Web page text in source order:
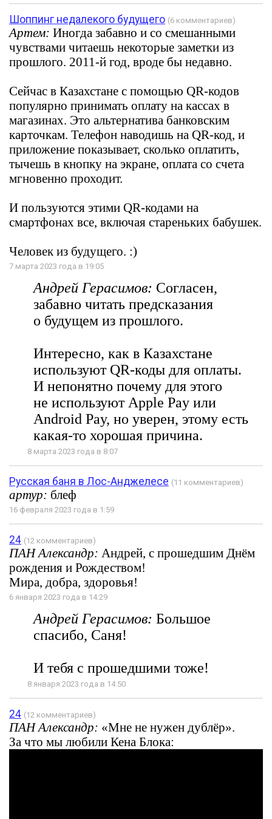
Шоппинг недалекого будущего (6 комментариев)
Артем: Иногда забавно и со смешанными
чувствами читаешь некоторые заметки из
прошлого. 2011-й год, вроде бы недавно.
Сейчас в Казахстане с помощью QR-кодов
популярно принимать оплату на кассах в
магазинах. Это альтернатива банковским
карточкам. Телефон наводишь на QR-код, и
приложение показывает, сколько оплатить,
тычешь в кнопку на экране, оплата со счета
мгновенно проходит.
И пользуются этими QR-кодами на
смартфонах все, включая стареньких бабушек.
Человек из будущего. :)
7 марта 2023 года в 19:05
Андрей Герасимов: Согласен,
забавно читать предсказания
о будущем из прошлого.
Интересно, как в Казахстане
используют QR-коды для оплаты.
И непонятно почему для этого
не используют Apple Pay или
Android Pay, но уверен, этому есть
какая-то хорошая причина.
8 марта 2023 года в 8:07
Русская баня в Лос-Анджелесе (11 комментариев)
артур: блеф
16 февраля 2023 года в 1:59
24 (12 комментариев)
ПАН Александр: Андрей, с прошедшим Днём
рождения и Рождеством!
Мира, добра, здоровья!
6 января 2023 года в 14:29
Андрей Герасимов: Большое
спасибо, Саня!
И тебя с прошедшими тоже!
8 января 2023 года в 14:50
24 (12 комментариев)
ПАН Александр: «Мне не нужен дублёр».
За что мы любили Кена Блока: